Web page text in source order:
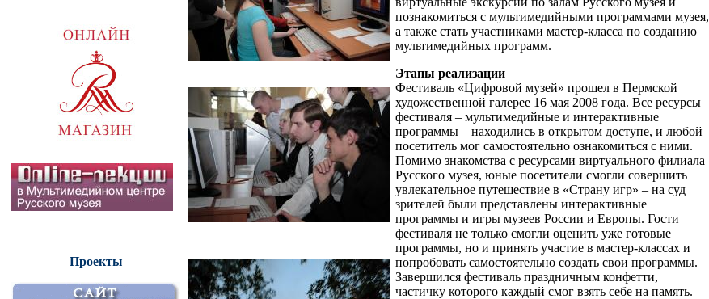
Проекты
познакомиться с мультимедийными программами музея,
а также стать участниками мастер-класса по созданию
мультимедийных программ.
Этапы реализации
Фестиваль «Цифровой музей» прошел в Пермской
художественной галерее 16 мая 2008 года. Все ресурсы
фестиваля – мультимедийные и интерактивные
программы – находились в открытом доступе, и любой
посетитель мог самостоятельно ознакомиться с ними.
Помимо знакомства с ресурсами виртуального филиала
Русского музея, юные посетители смогли совершить
увлекательное путешествие в «Страну игр» – на суд
зрителей были представлены интерактивные
программы и игры музеев России и Европы. Гости
фестиваля не только смогли оценить уже готовые
программы, но и принять участие в мастер-классах и
попробовать самостоятельно создать свои программы.
Завершился фестиваль праздничным конфетти,
частичку которого каждый смог взять себе на память.